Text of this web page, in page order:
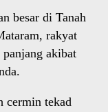
besar di Tanah
rakyat
panjang akibat
cermin tekad